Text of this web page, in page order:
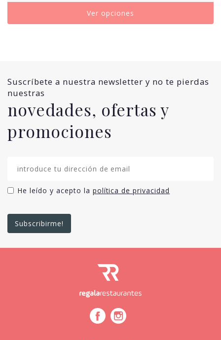
Ver opciones
Suscríbete a nuestra newsletter y no te pierdas
nuestras
novedades, ofertas y
promociones
He leído y acepto la política de privacidad